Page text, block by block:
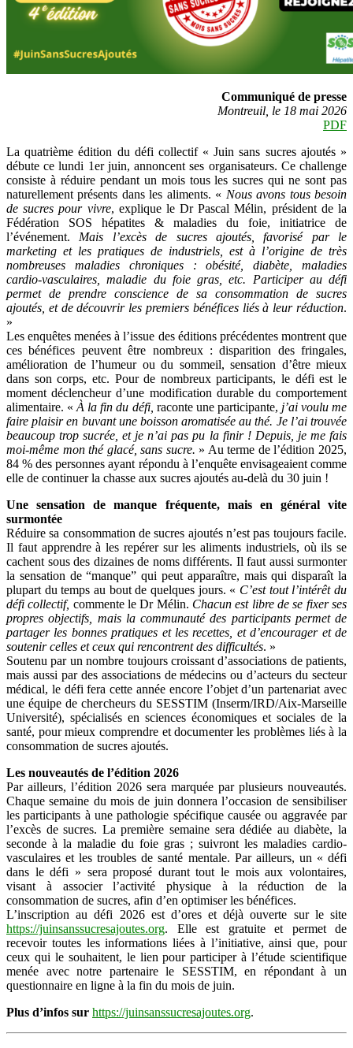
Communiqué de presse
Montreuil, le 18 mai 2026
PDF
La quatrième édition du défi collectif « Juin sans sucres ajoutés »
débute ce lundi 1er juin, annoncent ses organisateurs. Ce challenge
consiste à réduire pendant un mois tous les sucres qui ne sont pas
naturellement présents dans les aliments. « Nous avons tous besoin
de sucres pour vivre, explique le Dr Pascal Mélin, président de la
Fédération SOS hépatites & maladies du foie, initiatrice de
l’événement. Mais l’excès de sucres ajoutés, favorisé par le
marketing et les pratiques de industriels, est à l’origine de très
nombreuses maladies chroniques : obésité, diabète, maladies
cardio-vasculaires, maladie du foie gras, etc. Participer au défi
permet de prendre conscience de sa consommation de sucres
ajoutés, et de découvrir les premiers bénéfices liés à leur réduction.
»
Les enquêtes menées à l’issue des éditions précédentes montrent que
ces bénéfices peuvent être nombreux : disparition des fringales,
amélioration de l’humeur ou du sommeil, sensation d’être mieux
dans son corps, etc. Pour de nombreux participants, le défi est le
moment déclencheur d’une modification durable du comportement
alimentaire. «À la fin du défi, raconte une participante, j’ai voulu me
faire plaisir en buvant une boisson aromatisée au thé. Je l’ai trouvée
beaucoup trop sucrée, et je n’ai pas pu la finir ! Depuis, je me fais
moi-même mon thé glacé, sans sucre. » Au terme de l’édition 2025,
84 % des personnes ayant répondu à l’enquête envisageaient comme
elle de continuer la chasse aux sucres ajoutés au-delà du 30 juin !
Une sensation de manque fréquente, mais en général vite
surmontée
Réduire sa consommation de sucres ajoutés n’est pas toujours facile.
Il faut apprendre à les repérer sur les aliments industriels, où ils se
cachent sous des dizaines de noms différents. Il faut aussi surmonter
la sensation de “manque” qui peut apparaître, mais qui disparaît la
plupart du temps au bout de quelques jours. « C’est tout l’intérêt du
défi collectif, commente le Dr Mélin. Chacun est libre de se fixer ses
propres objectifs, mais la communauté des participants permet de
partager les bonnes pratiques et les recettes, et d’encourager et de
soutenir celles et ceux qui rencontrent des difficultés. »
Soutenu par un nombre toujours croissant d’associations de patients,
mais aussi par des associations de médecins ou d’acteurs du secteur
médical, le défi fera cette année encore l’objet d’un partenariat avec
une équipe de chercheurs du SESSTIM (Inserm/IRD/Aix-Marseille
Université), spécialisés en sciences économiques et sociales de la
santé, pour mieux comprendre et documenter les problèmes liés à la
consommation de sucres ajoutés.
Les nouveautés de l’édition 2026
Par ailleurs, l’édition 2026 sera marquée par plusieurs nouveautés.
Chaque semaine du mois de juin donnera l’occasion de sensibiliser
les participants à une pathologie spécifique causée ou aggravée par
l’excès de sucres. La première semaine sera dédiée au diabète, la
seconde à la maladie du foie gras ; suivront les maladies cardio-
vasculaires et les troubles de santé mentale. Par ailleurs, un « défi
dans le défi » sera proposé durant tout le mois aux volontaires,
visant à associer l’activité physique à la réduction de la
consommation de sucres, afin d’en optimiser les bénéfices.
L’inscription au défi 2026 est d’ores et déjà ouverte sur le site
https://juinsanssucresajoutes.org. Elle est gratuite et permet de
recevoir toutes les informations liées à l’initiative, ainsi que, pour
ceux qui le souhaitent, le lien pour participer à l’étude scientifique
menée avec notre partenaire le SESSTIM, en répondant à un
questionnaire en ligne à la fin du mois de juin.
Plus d’infos sur https://juinsanssucresajoutes.org.